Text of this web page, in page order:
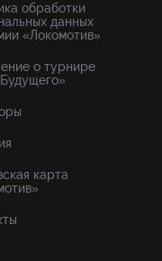
обработки
данных
«Локомотив»
о турнире
карта